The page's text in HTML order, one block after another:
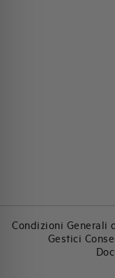
Condizioni Generali
Gestici